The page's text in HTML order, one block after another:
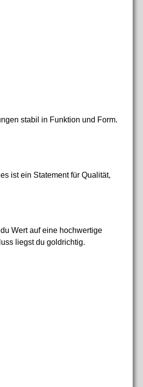
stabil in Funktion und Form.
ist ein Statement für Qualität,
Wert auf eine hochwertige
liegst du goldrichtig.